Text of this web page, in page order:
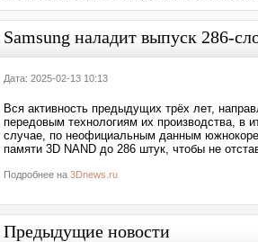
Samsung наладит выпуск 286-
Дата: 2025-02-13 10:13
Вся активность предыдущих трёх лет,
передовым технологиям их производства, в
случае, по неофициальным данным
памяти 3D NAND до 286 штук, чтобы не
Подробнее на 3Dnews.ru
Предыдущие новости